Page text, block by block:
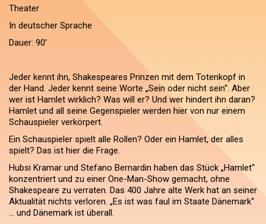
Theater
In deutscher Sprache
Dauer: 90’
Jeder kennt ihn, Shakespeares Prinzen mit dem Totenkopf in
der Hand. Jeder kennt seine Worte „Sein oder nicht sein“. Aber
wer ist Hamlet wirklich? Was will er? Und wer hindert ihn daran?
Hamlet und all seine Gegenspieler werden hier von nur einem
Schauspieler verkörpert.
Ein Schauspieler spielt alle Rollen? Oder ein Hamlet, der alles
spielt? Das ist hier die Frage.
Hubsi Kramar und Stefano Bernardin haben das Stück „Hamlet“
konzentriert und zu einer One-Man-Show gemacht, ohne
Shakespeare zu verraten. Das 400 Jahre alte Werk hat an seiner
Aktualität nichts verloren. „Es ist was faul im Staate Dänemark“
… und Dänemark ist überall.